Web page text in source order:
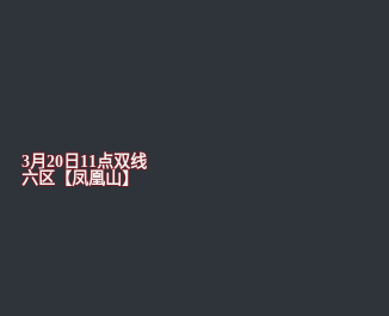
3月20日11点双线
六区【凤凰山】